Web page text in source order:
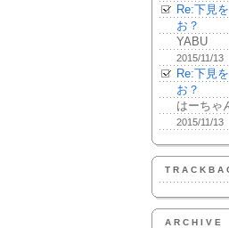
Re:下見
お？
YABU
2015/11/13
Re:下見
お？
はーちゃ
2015/11/13
ARCHIVE